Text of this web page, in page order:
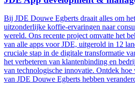
Bij JDE Douwe Egberts draait alles om
uitzonderlijke koffie-ervaringen naar
wereld. Ons recente project omvatte het
van alle apps voor JDE, uitgerold in 12
cruciale stap in de digitale transformatie
het verbeteren van klantenbinding en
van technologische innovatie. Ontdek
van JDE Douwe Egberts hebben